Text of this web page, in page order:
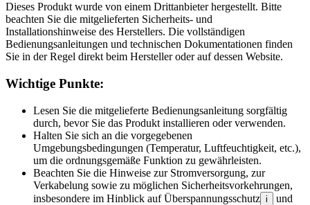
Dieses Produkt wurde von einem Drittanbieter hergestellt. Bitte
beachten Sie die mitgelieferten Sicherheits- und
Installationshinweise des Herstellers. Die vollständigen
Bedienungsanleitungen und technischen Dokumentationen finden
Sie in der Regel direkt beim Hersteller oder auf dessen Website.
Wichtige Punkte:
Lesen Sie die mitgelieferte Bedienungsanleitung sorgfältig
durch, bevor Sie das Produkt installieren oder verwenden.
Halten Sie sich an die vorgegebenen
Umgebungsbedingungen (Temperatur, Luftfeuchtigkeit, etc.),
um die ordnungsgemäße Funktion zu gewährleisten.
Beachten Sie die Hinweise zur Stromversorgung, zur
Verkabelung sowie zu möglichen Sicherheitsvorkehrungen,
insbesondere im Hinblick auf Überspannungsschutz i
und